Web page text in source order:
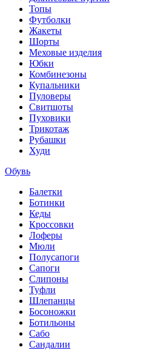
Топы
Футболки
Жакеты
Шорты
Меховые изделия
Юбки
Комбинезоны
Купальники
Пуловеры
Свитшоты
Пуховики
Трикотаж
Рубашки
Худи
Обувь
Балетки
Ботинки
Кеды
Кроссовки
Лоферы
Мюли
Полусапоги
Сапоги
Слипоны
Туфли
Шлепанцы
Босоножки
Ботильоны
Сабо
Сандалии